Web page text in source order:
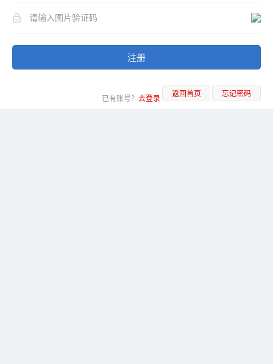
注册
已有账号？ 去登录 返回首页 忘记密码